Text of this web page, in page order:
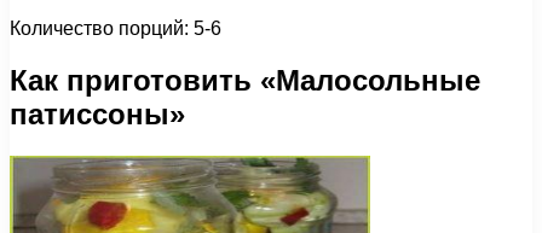
Количество порций: 5-6
Как приготовить «Малосольные
патиссоны»